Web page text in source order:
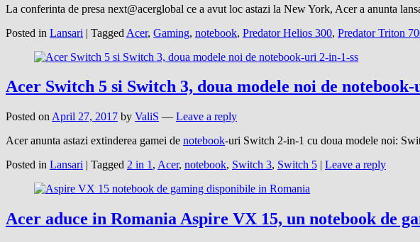
La conferinta de presa next@acerglobal ce a avut loc astazi la New York, Acer a anunta
Posted in Lansari | Tagged Acer, Gaming, notebook, Predator Helios 300, Predator Triton
Acer Switch 5 si Switch 3, doua modele noi de
Posted on April 27, 2017 by ValiS — Leave a reply
Acer anunta astazi extinderea gamei de notebook-uri Switch 2-in-1 cu doua modele noi:
Posted in Lansari | Tagged 2 in 1 , Acer, notebook, Switch 3, Switch 5 | Leave a reply
Acer aduce in Romania Aspire VX 15, un notebook de